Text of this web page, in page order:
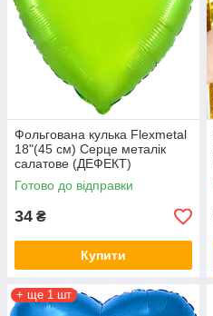
Фольгована кулька Flexmetal
18"(45 см) Серце металік
салатове (ДЕФЕКТ)
Готово до відправки
34 ₴
Купити
+ ще 1 шт